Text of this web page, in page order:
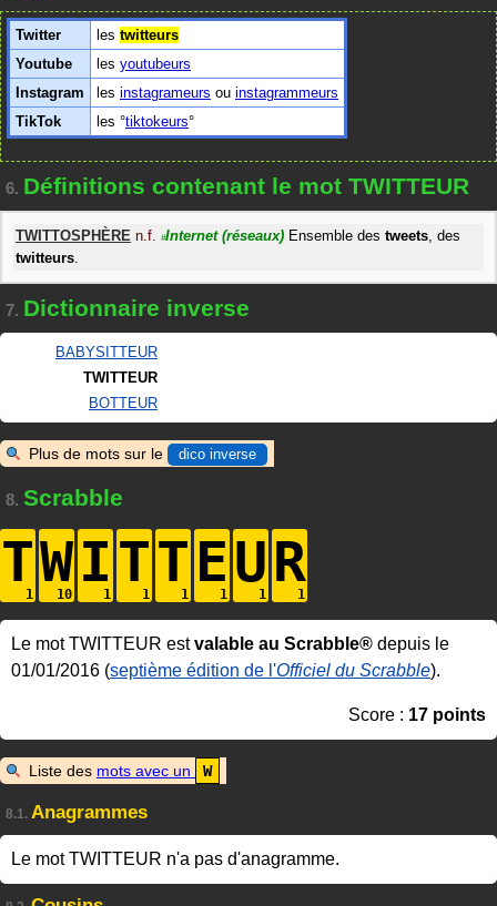
Twitter les twitteurs
Youtube
les youtubeurs
Instagram
les instagrameurs ou instagrammeurs
TikTok
les tiktokeurs
6. Définitions contenant le mot TWITTEUR
TWITTOSPHÈRE n.f. #Internet (réseaux) Ensemble des tweets, des
twitteurs.
7. Dictionnaire inverse
BABYSITTEUR
TWITTEUR
BOTTEUR
Plus de mots sur le dico inverse
8. Scrabble
TWITTEUR
Le mot TWITTEUR estvalable au Scrabble® depuis le
01/01/2016 (septième édition de l'Officiel du Scrabble).
Score : 17 points
Liste des mots avec un W
8.1. Anagrammes
Le mot TWITTEUR n'a pas d'anagramme.